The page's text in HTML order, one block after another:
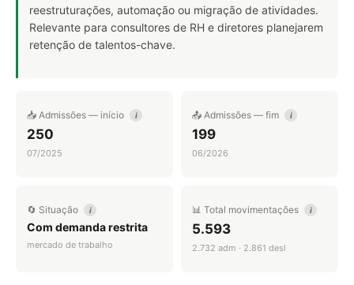
reestruturações, automação ou migração de atividades.
Relevante para consultores de RH e diretores planejarem
retenção de talentos-chave.
📥 Admissões — início i
250
07/2025
📤 Admissões — fim i
199
06/2026
🔄 Situação i
Com demanda restrita
mercado de trabalho
📊 Total movimentações i
5.593
2.732 adm · 2.861 desl